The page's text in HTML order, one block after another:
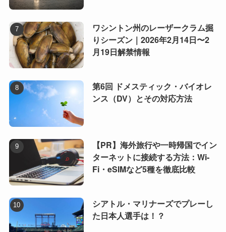
ワシントン州のレーザークラム掘
りシーズン｜2026年2月14日〜2
月19日解禁情報
第6回 ドメスティック・バイオレ
ンス（DV）とその対応方法
【PR】海外旅行や一時帰国でイン
ターネットに接続する方法：Wi-
Fi・eSIMなど5種を徹底比較
シアトル・マリナーズでプレーし
た日本人選手は！？